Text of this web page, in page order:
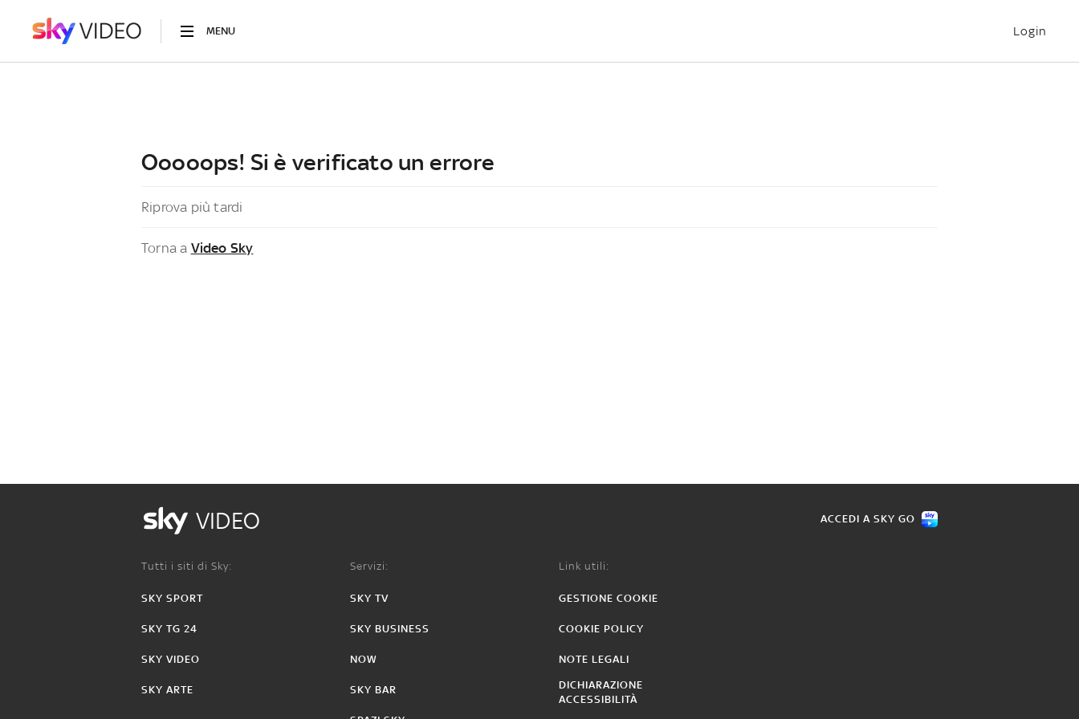
MENU Login
Ooooops! Si è verificato un errore
Riprova più tardi
Torna a Video Sky
VIDEO ACCEDI A SKY GO
Tutti i siti di Sky:
SKY SPORT
SKY TG 24
SKY VIDEO
SKY ARTE
Servizi:
SKY TV
SKY BUSINESS
NOW
SKY BAR
Link utili:
GESTIONE COOKIE
COOKIE POLICY
NOTE LEGALI
DICHIARAZIONE
ACCESSIBILITÀ